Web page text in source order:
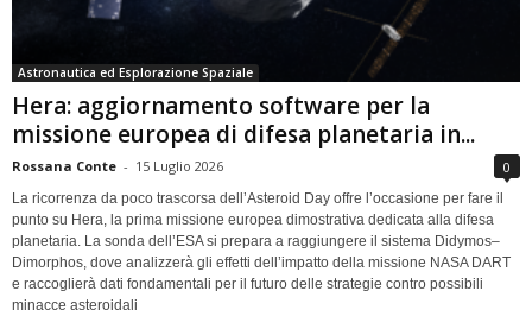
Astronautica ed Esplorazione Spaziale
Hera: aggiornamento software per la
missione europea di difesa planetaria in...
Rossana Conte - 15 Luglio 2026 0
La ricorrenza da poco trascorsa dell’Asteroid Day offre l’occasione per fare il
punto su Hera, la prima missione europea dimostrativa dedicata alla difesa
planetaria. La sonda dell’ESA si prepara a raggiungere il sistema Didymos–
Dimorphos, dove analizzerà gli effetti dell’impatto della missione NASA DART
e raccoglierà dati fondamentali per il futuro delle strategie contro possibili
minacce asteroidali